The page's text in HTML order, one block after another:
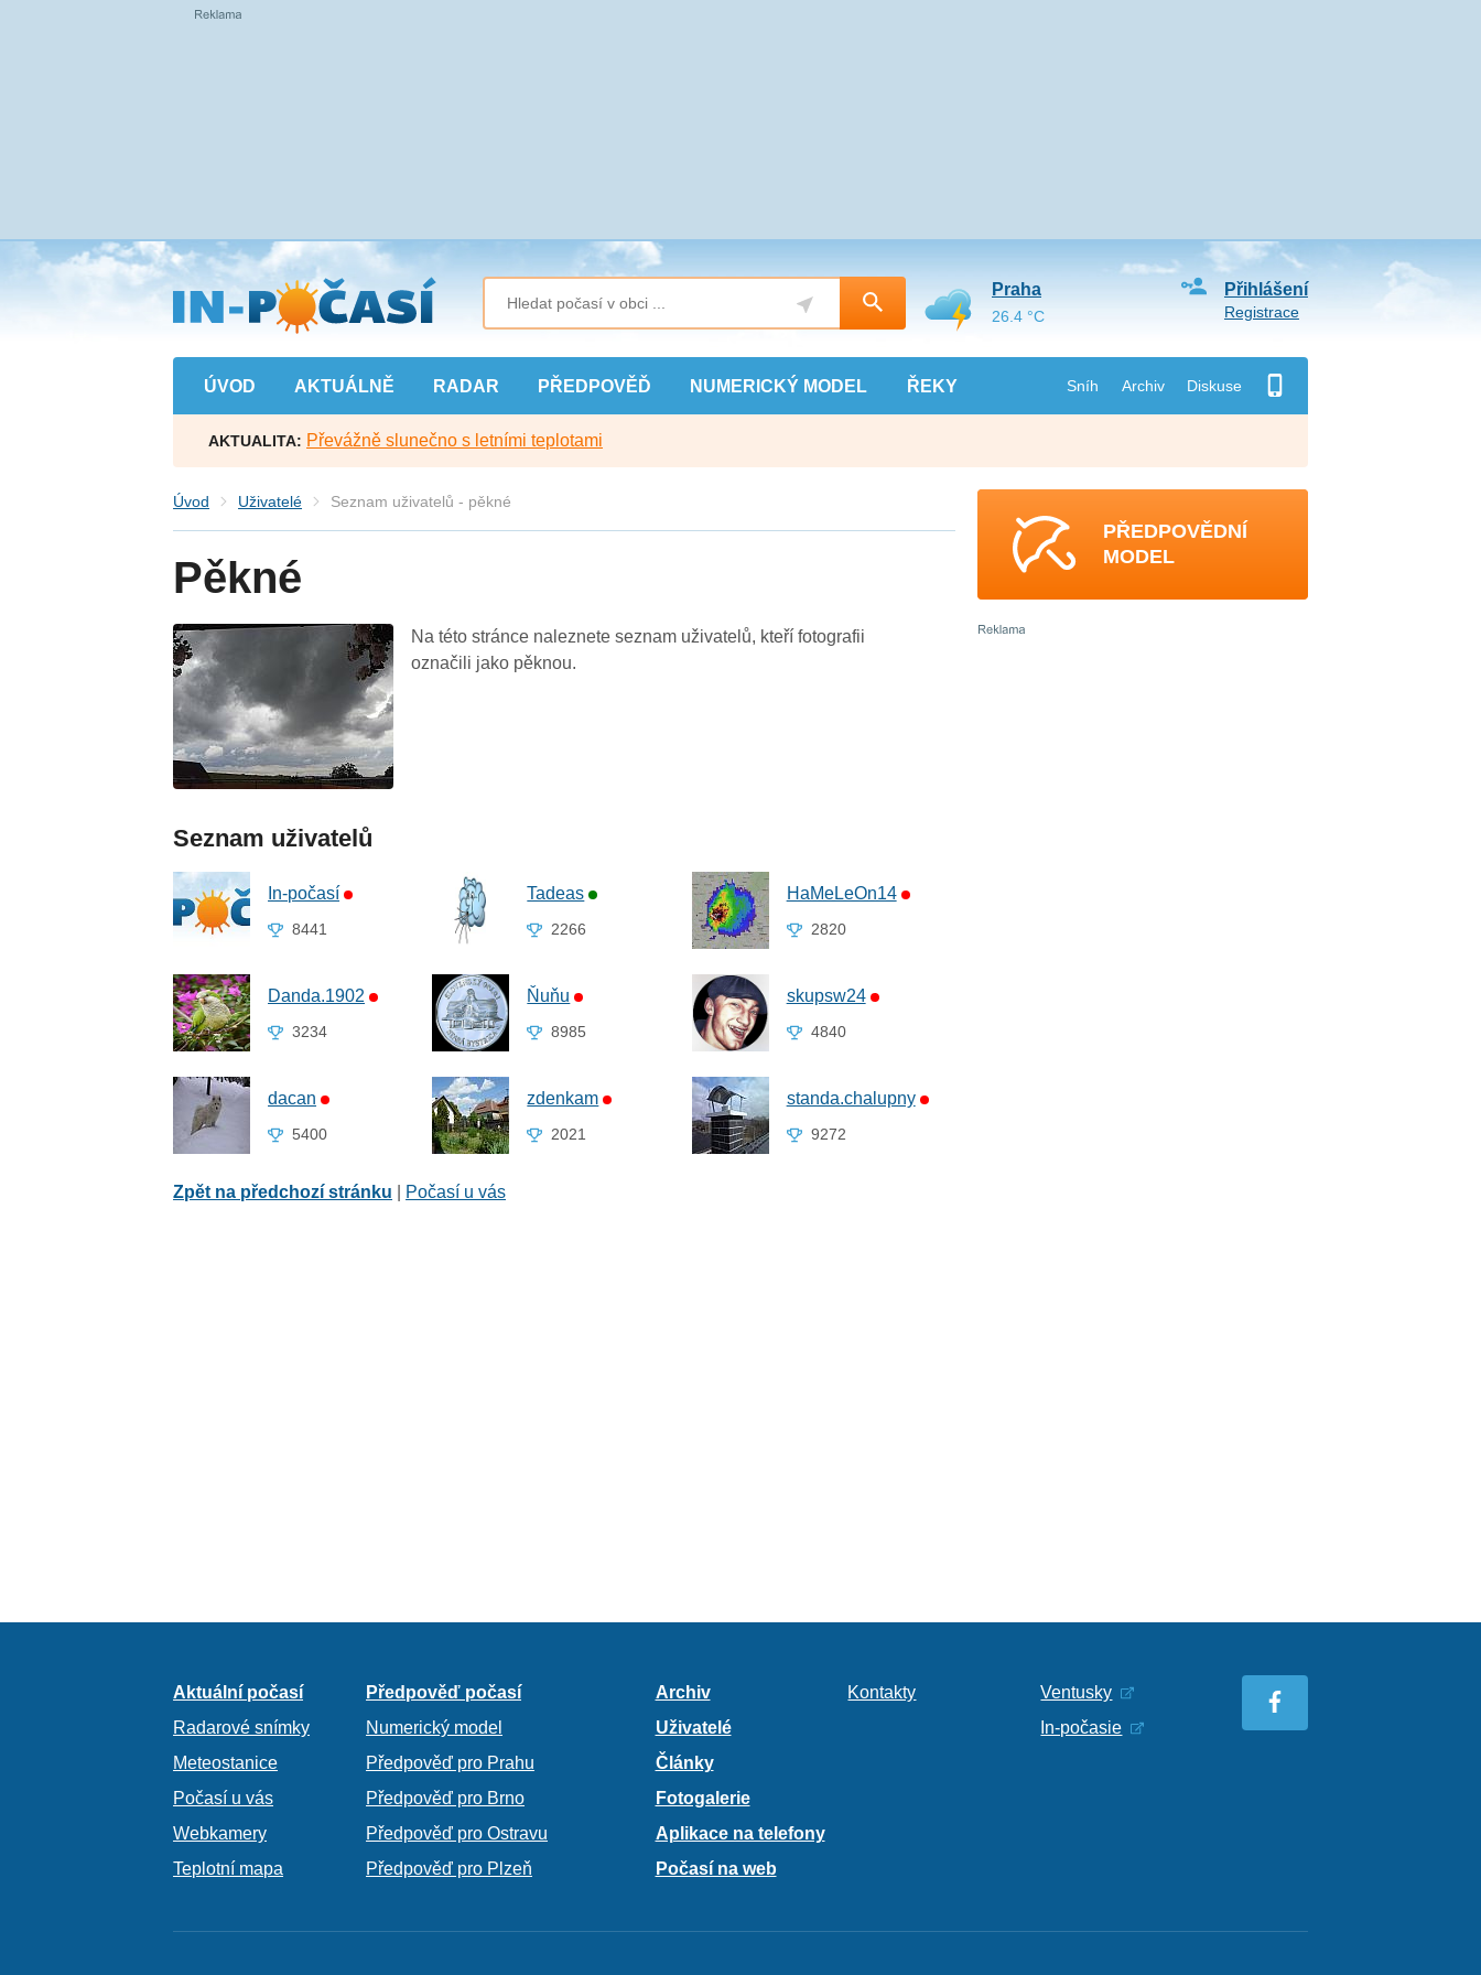
Přejít
na
hlavní
obsah
ÚVOD AKTUÁLNĚ RADAR PŘEDPOVĚĎ NUMERICKÝ MODEL ŘEKY Sníh Archiv Diskuse
Přihlášení
Registrace
Praha
26.4 °C
AKTUALITA: Převážně slunečno s letními teplotami
Úvod Uživatelé Seznam uživatelů - pěkné
Pěkné
Na této stránce naleznete seznam uživatelů, kteří fotografii
označili jako pěknou.
Seznam uživatelů
In-počasí
8441
Tadeas
2266
HaMeLeOn14
2820
Danda.1902
3234
Ňuňu
8985
skupsw24
4840
dacan
5400
zdenkam
2021
standa.chalupny
9272
Zpět na předchozí stránku Počasí u vás
PŘEDPOVĚDNÍ
MODEL
Aktuální počasí
Radarové snímky
Meteostanice
Počasí u vás
Webkamery
Teplotní mapa
Předpověď počasí
Numerický model
Předpověď pro Prahu
Předpověď pro Brno
Předpověď pro Ostravu
Předpověď pro Plzeň
Archiv
Uživatelé
Články
Fotogalerie
Aplikace na telefony
Počasí na web
Kontakty
Ventusky
In-počasie